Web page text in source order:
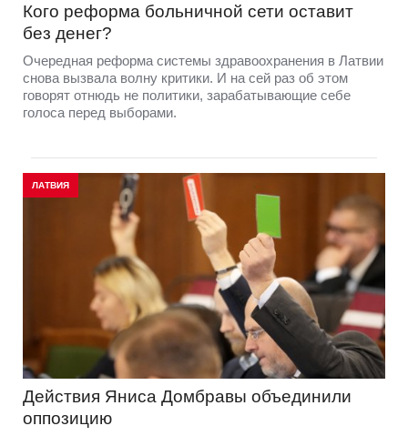
Кого реформа больничной сети оставит
без денег?
Очередная реформа системы здравоохранения в Латвии
снова вызвала волну критики. И на сей раз об этом
говорят отнюдь не политики, зарабатывающие себе
голоса перед выборами.
ЛАТВИЯ
Действия Яниса Домбравы объединили
оппозицию